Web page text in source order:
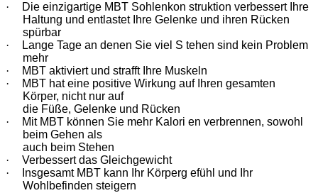
·
Die einzigartige MBT Sohlenkon struktion verbessert Ihre
Haltung und entlastet Ihre Gelenke und ihren Rücken
spürbar
·
Lange Tage an denen Sie viel S tehen sind kein Problem
mehr
·
MBT aktiviert und strafft Ihre Muskeln
·
MBT hat eine positive Wirkung auf Ihren gesamten
Körper, nicht nur auf
die Füße, Gelenke und Rücken
·
Mit MBT können Sie mehr Kalori en verbrennen, sowohl
beim Gehen als
auch beim Stehen
·
Verbessert das Gleichgewicht
·
Insgesamt MBT kann Ihr Körperg efühl und Ihr
Wohlbefinden steigern